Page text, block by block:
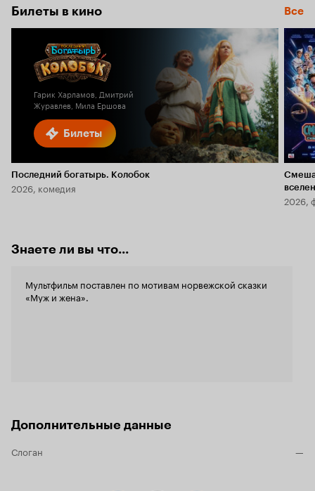
Билеты в кино Все
Билеты
Гарик Харламов, Дмитрий
Журавлев, Мила Ершова
Последний богатырь. Колобок
2026, комедия
2026,
Знаете ли вы что...
Мультфильм поставлен по мотивам норвежской сказки
«Муж и жена».
Дополнительные данные
Слоган —